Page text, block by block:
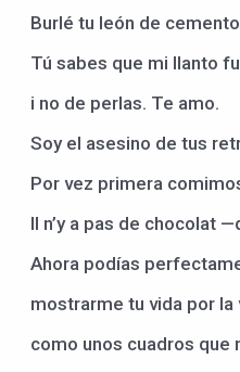
Burlé tu león de
Tú sabes que mi llanto
i no de perlas. Te amo.
Soy el asesino de tus
Por vez primera
Il n’y a pas de chocolat
Ahora podías
mostrarme tu vida por la
como unos cuadros que